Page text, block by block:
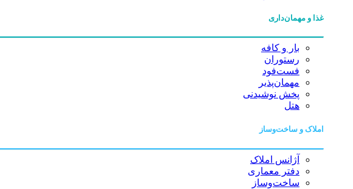
غذا و مهمان‌داری
بار و کافه
رستوران
فست‌فود
مهمان‌پذیر
پخش نوشیدنی
هتل
املاک و ساخت‌وساز
آژانس املاک
دفتر معماری
ساخت‌وساز